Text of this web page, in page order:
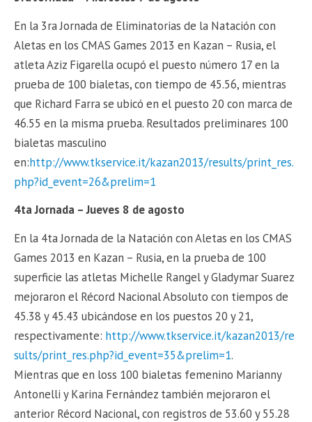
En la 3ra Jornada de Eliminatorias de la Natación con
Aletas en los ‪CMAS Games‬ 2013 en Kazan – Rusia, el
atleta Aziz Figarella ocupó el puesto número 17 en la
prueba de 100 bialetas, con tiempo de 45.56, mientras
que Richard Farra se ubicó en el puesto 20 con marca de
46.55 en la misma prueba. Resultados preliminares 100
bialetas masculino
en:http://www.tkservice.it/kazan2013/results/print_res.
php?id_event=26&prelim=1
4ta Jornada – Jueves 8 de agosto
En la 4ta Jornada de la Natación con Aletas en los ‪CMAS
Games‬ 2013 en Kazan – Rusia, en la prueba de 100
superficie las atletas Michelle Rangel y Gladymar Suarez
mejoraron el Récord Nacional Absoluto con tiempos de
45.38 y 45.43 ubicándose en los puestos 20 y 21,
respectivamente: http://www.tkservice.it/kazan2013/re
sults/print_res.php?id_event=35&prelim=1.
Mientras que en loss 100 bialetas femenino Marianny
Antonelli y Karina Fernández también mejoraron el
anterior Récord Nacional, con registros de 53.60 y 55.28